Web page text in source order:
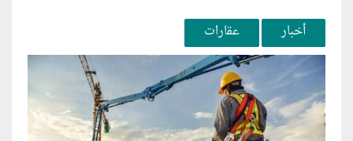
أخبار عقارات